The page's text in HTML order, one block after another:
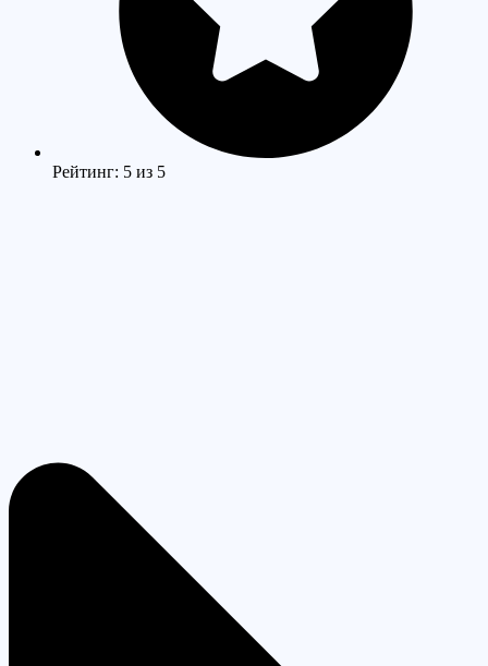
Рейтинг: 5 из 5